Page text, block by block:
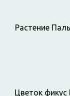
Растение
Цветок